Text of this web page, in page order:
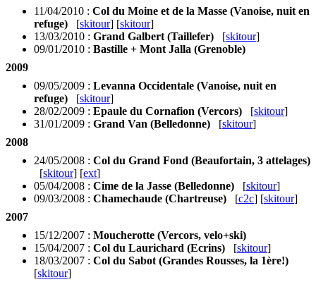
11/04/2010 : Col du Moine et de la Masse (Vanoise, nuit en
refuge) [skitour] [skitour]
13/03/2010 : Grand Galbert (Taillefer) [skitour]
09/01/2010 : Bastille + Mont Jalla (Grenoble)
2009
09/05/2009 : Levanna Occidentale (Vanoise, nuit en
refuge) [skitour]
28/02/2009 : Epaule du Cornafion (Vercors) [skitour]
31/01/2009 : Grand Van (Belledonne) [skitour]
2008
24/05/2008 : Col du Grand Fond (Beaufortain, 3 attelages)
[skitour] [ext]
05/04/2008 : Cime de la Jasse (Belledonne) [skitour]
09/03/2008 : Chamechaude (Chartreuse) [c2c] [skitour]
2007
15/12/2007 : Moucherotte (Vercors, velo+ski)
15/04/2007 : Col du Laurichard (Ecrins) [skitour]
18/03/2007 : Col du Sabot (Grandes Rousses, la 1ère!)
[skitour]